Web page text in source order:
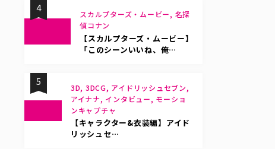
4
スカルプターズ・ムービー, 名探
偵コナン
【スカルプターズ・ムービー】
「このシーンいいね、俺…
5
3D, 3DCG, アイドリッシュセブン,
アイナナ, インタビュー, モーショ
ンキャプチャ
【キャラクター&衣装編】アイド
リッシュセ…